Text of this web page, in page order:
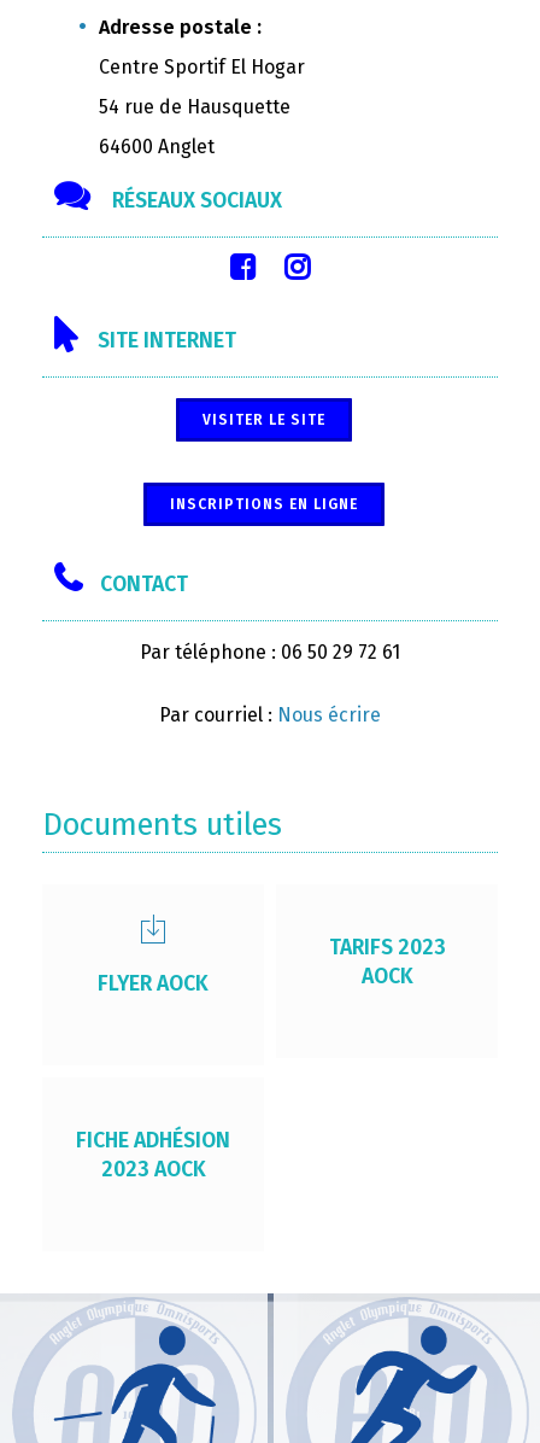
Adresse postale :
Centre Sportif El Hogar
54 rue de Hausquette
64600 Anglet
RÉSEAUX SOCIAUX
SITE INTERNET
VISITER LE SITE
INSCRIPTIONS EN LIGNE
CONTACT
Par téléphone : 06 50 29 72 61
Par courriel : Nous écrire
Documents utiles
FLYER AOCK
TARIFS 2023
AOCK
FICHE ADHÉSION
2023 AOCK